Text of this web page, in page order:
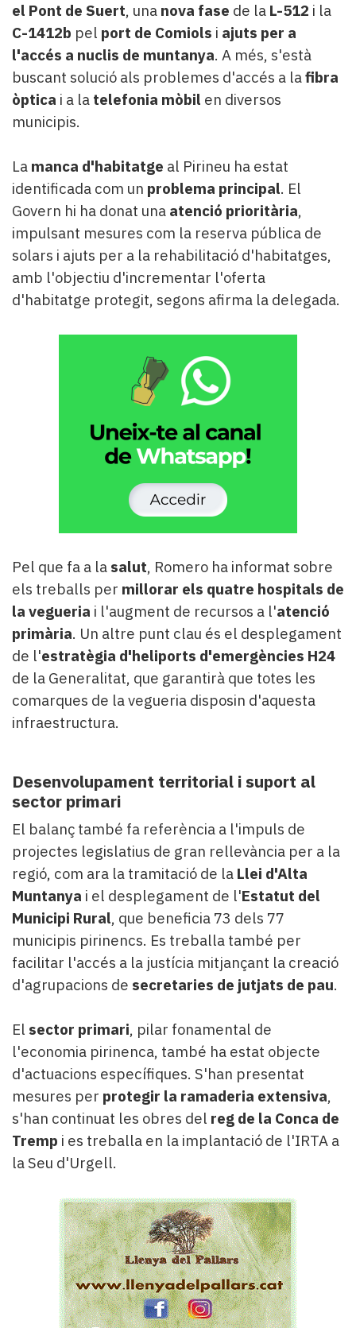
el Pont de Suert, una nova fase de la L-512 i la
C-1412b pel port de Comiols i ajuts per a
l'accés a nuclis de muntanya. A més, s'està
buscant solució als problemes d'accés a lafibra
òptica i a la telefonia mòbil en diversos
municipis.
La manca d'habitatge al Pirineu ha estat
identificada com un problema principal. El
Govern hi ha donat una atenció prioritària,
impulsant mesures com la reserva pública de
solars i ajuts per a la rehabilitació d'habitatges,
amb l'objectiu d'incrementar l'oferta
d'habitatge protegit, segons afirma la delegada.
Pel que fa a la salut, Romero ha informat sobre
els treballs per millorar els quatre hospitals de
la vegueria i l'augment de recursos a l'atenció
primària. Un altre punt clau és el desplegament
de l'estratègia d'heliports d'emergències H24
de la Generalitat, que garantirà que totes les
comarques de la vegueria disposin d'aquesta
infraestructura.
Desenvolupament territorial i suport al
sector primari
El balanç també fa referència a l'impuls de
projectes legislatius de gran rellevància per a la
regió, com ara la tramitació de la Llei d'Alta
Muntanya i el desplegament de l'Estatut del
Municipi Rural, que beneficia 73 dels 77
municipis pirinencs. Es treballa també per
facilitar l'accés a la justícia mitjançant la creació
d'agrupacions de secretaries de jutjats de pau.
El sector primari, pilar fonamental de
l'economia pirinenca, també ha estat objecte
d'actuacions específiques. S'han presentat
mesures per protegir la ramaderia extensiva,
s'han continuat les obres del reg de la Conca de
Tremp i es treballa en la implantació de l'IRTA a
la Seu d'Urgell.